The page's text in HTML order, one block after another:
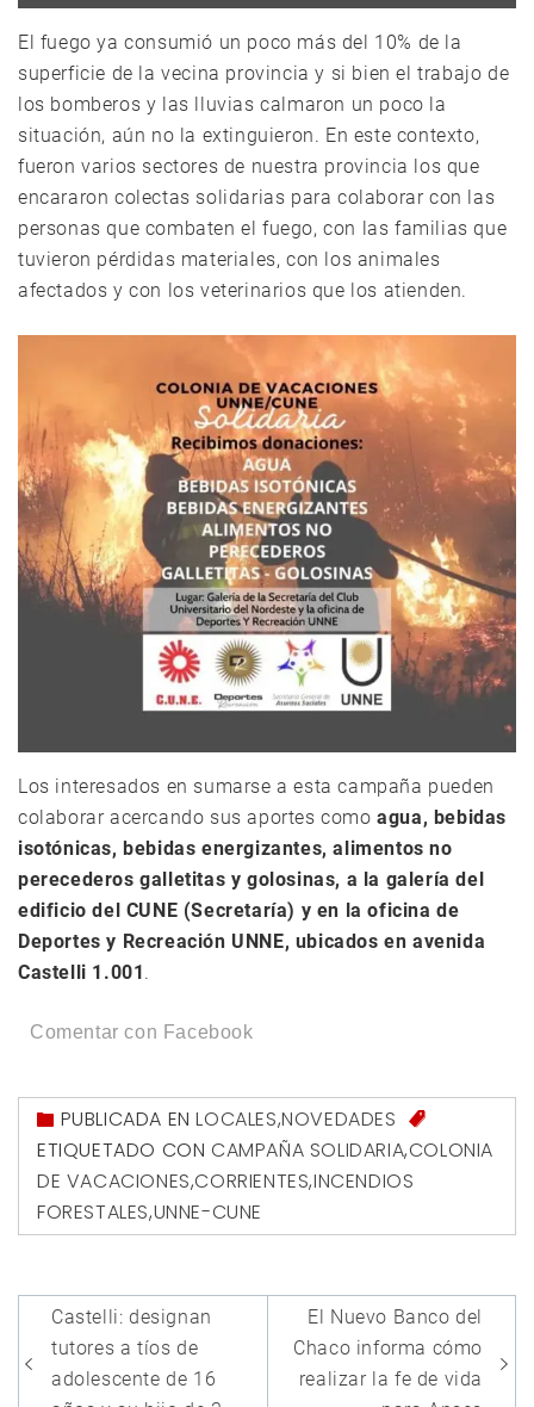
El fuego ya consumió un poco más del 10% de la
superficie de la vecina provincia y si bien el trabajo de
los bomberos y las lluvias calmaron un poco la
situación, aún no la extinguieron. En este contexto,
fueron varios sectores de nuestra provincia los que
encararon colectas solidarias para colaborar con las
personas que combaten el fuego, con las familias que
tuvieron pérdidas materiales, con los animales
afectados y con los veterinarios que los atienden.
Los interesados en sumarse a esta campaña pueden
colaborar acercando sus aportes como agua, bebidas
isotónicas, bebidas energizantes, alimentos no
perecederos galletitas y golosinas, a la galería del
edificio del CUNE (Secretaría) y en la oficina de
Deportes y Recreación UNNE, ubicados en avenida
Castelli 1.001.
Comentar con Facebook
PUBLICADA ENLOCALES,NOVEDADES
ETIQUETADO CON CAMPAÑA SOLIDARIA,COLONIA
DE VACACIONES,CORRIENTES,INCENDIOS
FORESTALES,UNNE-CUNE
Navegación
de
entradas
Castelli: designan
tutores a tíos de
adolescente de 16
El Nuevo Banco del
Chaco informa cómo
realizar la fe de vida